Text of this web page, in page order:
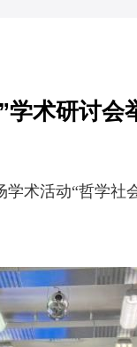
学术研讨会
术活动“哲学社